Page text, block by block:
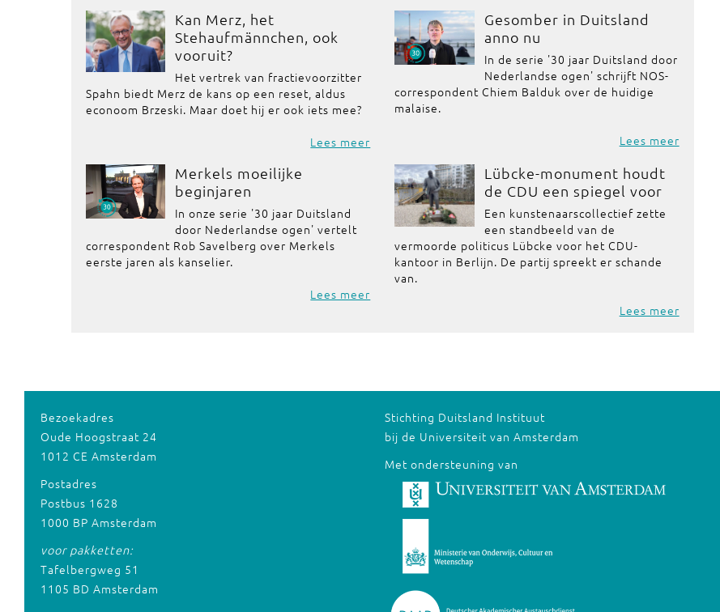
Kan Merz, het
Stehaufmännchen, ook
vooruit?
Het vertrek van fractievoorzitter
Spahn biedt Merz de kans op een reset, aldus
econoom Brzeski. Maar doet hij er ook iets mee?
Lees meer
Gesomber in Duitsland
anno nu
In de serie '30 jaar Duitsland door
Nederlandse ogen' schrijft NOS-
correspondent Chiem Balduk over de huidige
malaise.
Lees meer
Merkels moeilijke
beginjaren
In onze serie '30 jaar Duitsland
door Nederlandse ogen' vertelt
correspondent Rob Savelberg over Merkels
eerste jaren als kanselier.
Lees meer
Lübcke-monument houdt
de CDU een spiegel voor
Een kunstenaarscollectief zette
een standbeeld van de
vermoorde politicus Lübcke voor het CDU-
kantoor in Berlijn. De partij spreekt er schande
van.
Lees meer
Bezoekadres
Oude Hoogstraat 24
1012 CE Amsterdam
Postadres
Postbus 1628
1000 BP Amsterdam
voor pakketten:
Tafelbergweg 51
1105 BD Amsterdam
Stichting Duitsland Instituut
bij de Universiteit van Amsterdam
Met ondersteuning van